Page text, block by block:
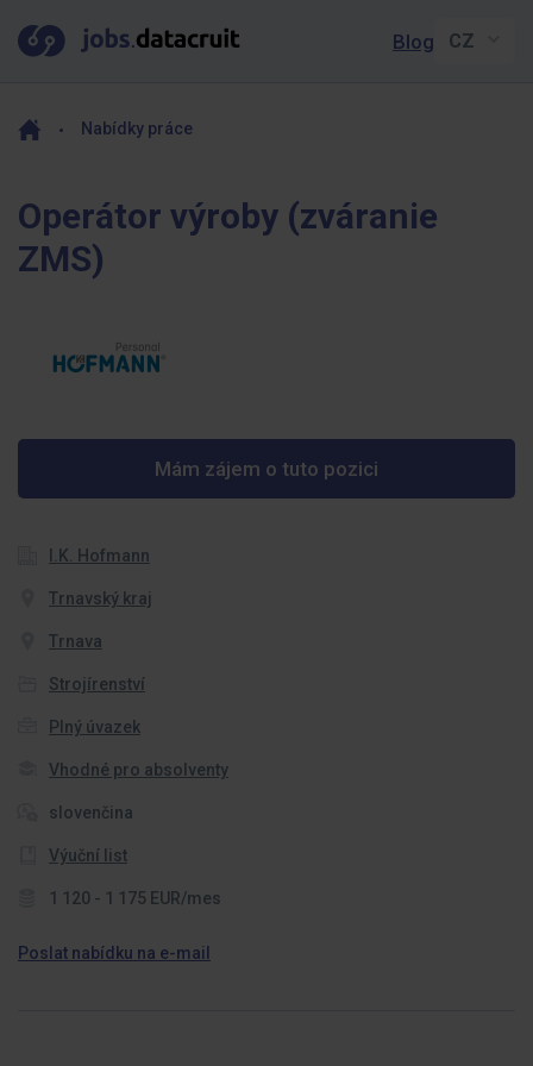
Blog
Nabídky práce
Operátor výroby (zváranie
ZMS)
Mám zájem o tuto pozici
I.K. Hofmann
Trnavský kraj
Trnava
Strojírenství
Plný úvazek
Vhodné pro absolventy
slovenčina
Výuční list
1 120 - 1 175 EUR/mes
Poslat nabídku na e-mail